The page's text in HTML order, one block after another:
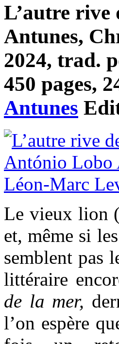
L’autre rive
Antunes,
2024, trad.
450 pages,
Antunes
Le vieux lion
et, même si
semblent pas
littéraire
de la mer,
l’on espère